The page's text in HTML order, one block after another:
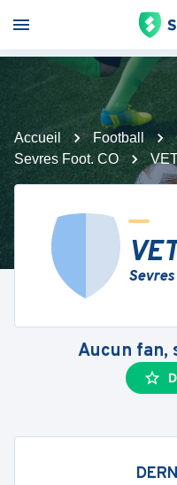
Accueil Football
Sevres Foot. CO
Sevres
Aucun fan,